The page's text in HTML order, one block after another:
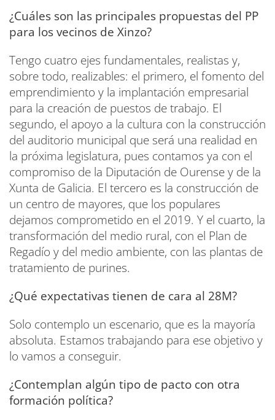
¿Cuáles son las principales propuestas del PP
para los vecinos de Xinzo?
Tengo cuatro ejes fundamentales, realistas y,
sobre todo, realizables: el primero, el fomento del
emprendimiento y la implantación empresarial
para la creación de puestos de trabajo. El
segundo, el apoyo a la cultura con la construcción
del auditorio municipal que será una realidad en
la próxima legislatura, pues contamos ya con el
compromiso de la Diputación de Ourense y de la
Xunta de Galicia. El tercero es la construcción de
un centro de mayores, que los populares
dejamos comprometido en el 2019. Y el cuarto, la
transformación del medio rural, con el Plan de
Regadío y del medio ambiente, con las plantas de
tratamiento de purines.
¿Qué expectativas tienen de cara al 28M?
Solo contemplo un escenario, que es la mayoría
absoluta. Estamos trabajando para ese objetivo y
lo vamos a conseguir.
¿Contemplan algún tipo de pacto con otra
formación política?